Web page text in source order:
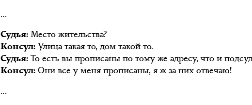
…
Судья: Место жительства?
Консул:Улица такая-то, дом такой-то.
Судья: То есть вы прописаны по тому же адресу, что и
Консул: Они все у меня прописаны, я ж за них отвечаю!
…